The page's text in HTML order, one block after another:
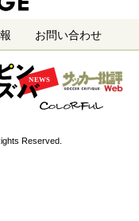
お問い合わせ
Reserved.